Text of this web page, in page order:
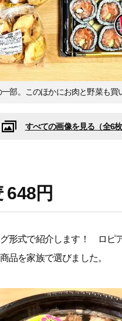
部。このほかにお肉と野菜も買
すべての画像を見る（全6枚
648円
形式で紹介します！ ロピ
品を家族で選びました。